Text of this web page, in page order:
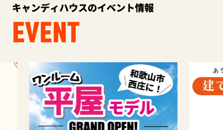
キャンディハウスのイベント情報
EVENT